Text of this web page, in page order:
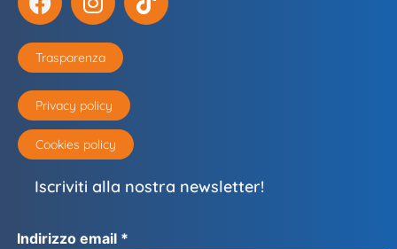
Trasparenza
Privacy policy
Cookies policy
Iscriviti alla nostra newsletter!
Indirizzo email *